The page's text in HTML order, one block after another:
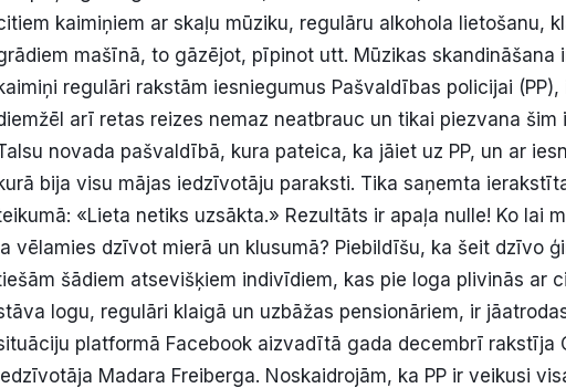
kaimiņiem ar skaļu mūziku, regulāru alkohola lietošanu,
mašīnā, to gāzējot, pīpinot utt. Mūzikas skandināšana
regulāri rakstām iesniegumus Pašvaldības policijai (PP),
arī retas reizes nemaz neatbrauc un tikai piezvana šim
novada pašvaldībā, kura pateica, ka jāiet uz PP, un ar
bija visu mājas iedzīvotāju paraksti. Tika saņemta
«Lieta netiks uzsākta.» Rezultāts ir apaļa nulle! Ko lai
vēlamies dzīvot mierā un klusumā? Piebildīšu, ka šeit dzīvo
šādiem atsevišķiem indivīdiem, kas pie loga plivinās ar
logu, regulāri klaigā un uzbāžas pensionāriem, ir
platformā Facebook aizvadītā gada decembrī rakstīja
Madara Freiberga. Noskaidrojām, ka PP ir veikusi